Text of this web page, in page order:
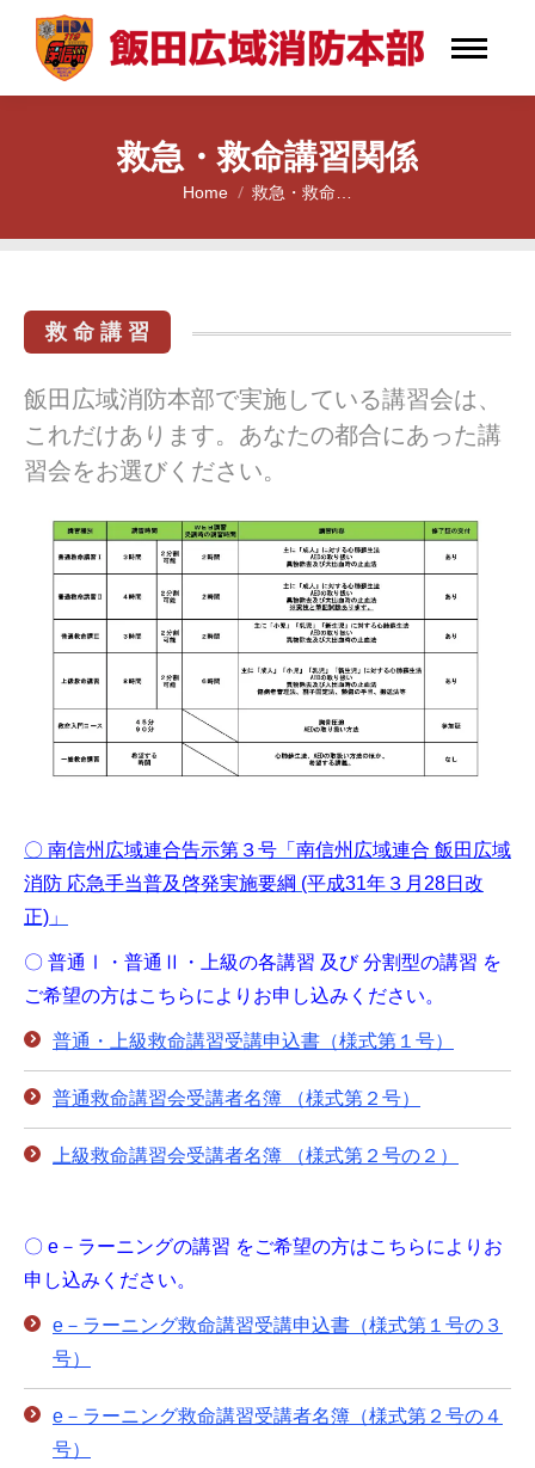
救急・救命講習関係
You are here:
Home 救急・救命…
救 命 講 習
飯田広域消防本部で実施している講習会は、
これだけあります。あなたの都合にあった講
習会をお選びください。
〇 南信州広域連合告示第３号「南信州広域連合 飯田広域
消防 応急手当普及啓発実施要綱 (平成31年３月28日改
正)」
〇 普通Ⅰ・普通Ⅱ・上級の各講習 及び 分割型の講習 を
ご希望の方はこちらによりお申し込みください。
普通・上級救命講習受講申込書（様式第１号）
普通救命講習会受講者名簿 （様式第２号）
上級救命講習会受講者名簿 （様式第２号の２）
〇 e－ラーニングの講習 をご希望の方はこちらによりお
申し込みください。
e－ラーニング救命講習受講申込書（様式第１号の３
号）
e－ラーニング救命講習受講者名簿（様式第２号の４
号）